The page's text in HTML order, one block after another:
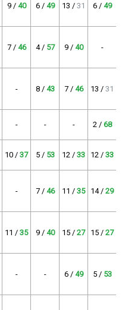
9 / 40 6 / 49 13 / 31 6 / 49
7 / 46 4 / 57 9 / 40 -
- 8 / 43 7 / 46 13 / 31
- - - 2 / 68
10 / 37 5 / 53 12 / 33 12 / 33
- 7 / 46 11 / 35 14 / 29
11 / 35 9 / 40 15 / 27 15 / 27
- - 6 / 49 5 / 53